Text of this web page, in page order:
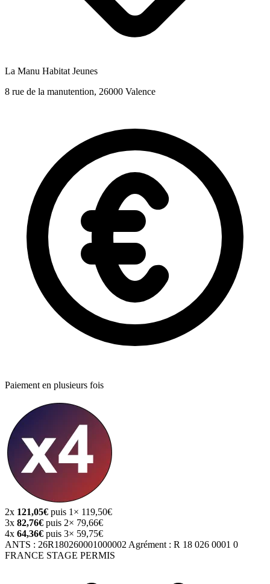
La Manu Habitat Jeunes
8 rue de la manutention, 26000 Valence
Paiement en plusieurs fois
2x 121,05€ puis 1× 119,50€
3x 82,76€ puis 2× 79,66€
4x 64,36€ puis 3× 59,75€
ANTS : 26R180260001000002 Agrément : R 18 026 0001 0
FRANCE STAGE PERMIS